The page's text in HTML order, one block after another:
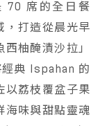
70 席的全日餐
，打造從晨光早
柚醃漬沙拉」
經典 Ispahan 的
以荔枝覆盆子果
海味與甜點靈魂